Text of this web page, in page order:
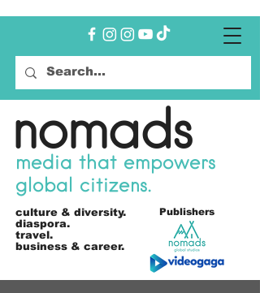
nomads
media that empowers
global citizens.
culture & diversity.
diaspora.
travel.
business & career.
Publishers